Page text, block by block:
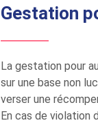
Gestation
La gestation pour
sur une base non
verser une
En cas de violation